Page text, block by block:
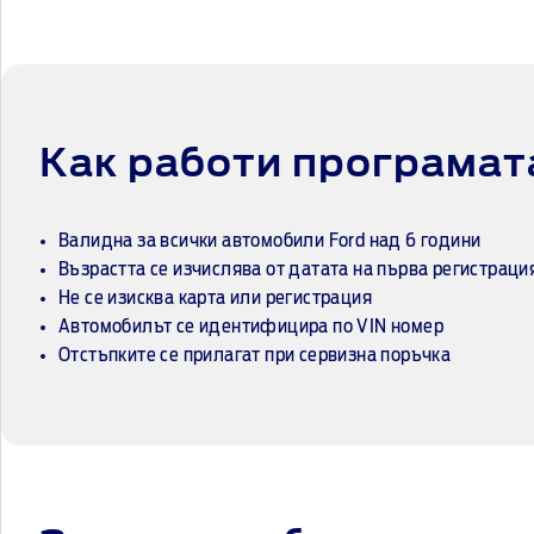
Как работи
Валидна за всички автомобили Ford над 6 години
Възрастта се изчислява от датата на първа
Не се изисква карта или регистрация
Автомобилът се идентифицира по VIN номер
Отстъпките се прилагат при сервизна поръчка